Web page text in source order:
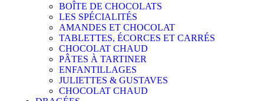
BOÎTE DE CHOCOLATS
LES SPÉCIALITÉS
AMANDES ET CHOCOLAT
TABLETTES, ÉCORCES ET CARRÉS
CHOCOLAT CHAUD
PÂTES À TARTINER
ENFANTILLAGES
JULIETTES & GUSTAVES
CHOCOLAT CHAUD